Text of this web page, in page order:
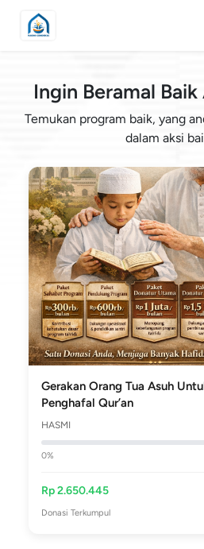
Ingin Beramal
Temukan program baik, yang
dalam aksi
Gerakan Orang Tua Asuh
Penghafal Qur’an
HASMI
0%
Rp2.650.445
Donasi Terkumpul